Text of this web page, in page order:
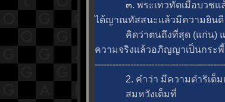
๓. พระเทวทัตเมื่อบวชแล้ว
ได้ญาณทัสสนะแล้วมีความยินดี
คิดว่าตนถึงที่สุด (แก่น) แห่
ความจริงแล้วอภิญญาเป็นกระ
2. คำว่า มีความดำริเต็มเปี่
สมหวังเต็มที่